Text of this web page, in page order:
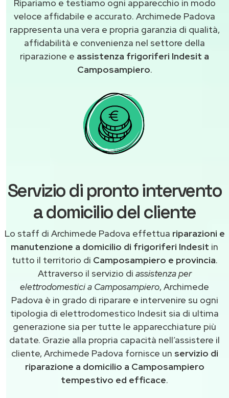
Ripariamo e testiamo ogni apparecchio in modo
veloce affidabile e accurato. Archimede Padova
rappresenta una vera e propria garanzia di qualità,
affidabilità e convenienza nel settore della
riparazione e assistenza frigoriferi Indesit a
Camposampiero.
Servizio di pronto intervento
a domicilio del cliente
Lo staff di Archimede Padova effettua riparazioni e
manutenzione a domicilio di frigoriferi Indesit in
tutto il territorio di Camposampiero e provincia.
Attraverso il servizio di assistenza per
elettrodomestici a Camposampiero, Archimede
Padova è in grado di riparare e intervenire su ogni
tipologia di elettrodomestico Indesit sia di ultima
generazione sia per tutte le apparecchiature più
datate. Grazie alla propria capacità nell’assistere il
cliente, Archimede Padova fornisce un servizio di
riparazione a domicilio a Camposampiero
tempestivo ed efficace.